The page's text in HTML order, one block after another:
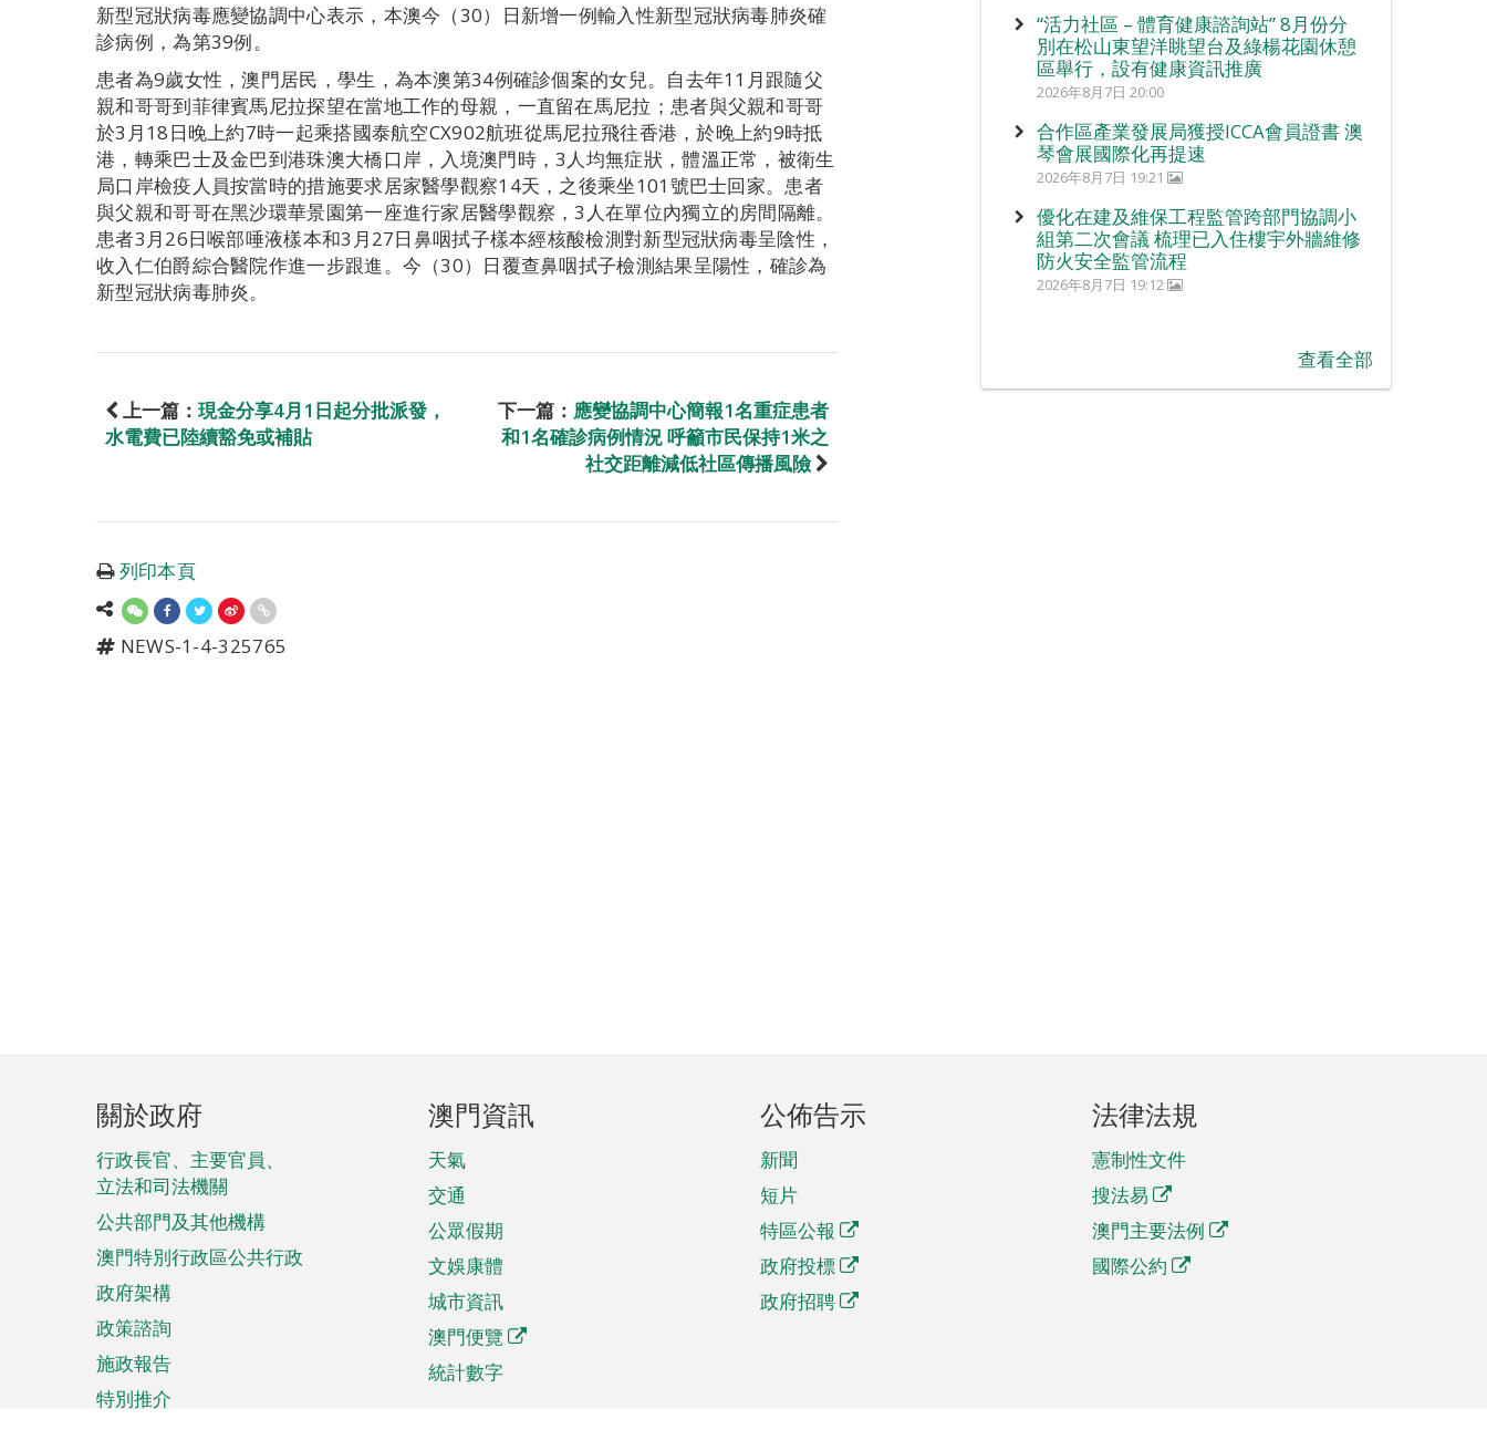
新型冠狀病毒應變協調中心表示，本澳今（30）日新增一例輸入性新型冠狀病毒肺炎確
診病例，為第39例。
患者為9歲女性，澳門居民，學生，為本澳第34例確診個案的女兒。自去年11月跟隨父
親和哥哥到菲律賓馬尼拉探望在當地工作的母親，一直留在馬尼拉；患者與父親和哥哥
於3月18日晚上約7時一起乘搭國泰航空CX902航班從馬尼拉飛往香港，於晚上約9時抵
港，轉乘巴士及金巴到港珠澳大橋口岸，入境澳門時，3人均無症狀，體溫正常，被衛生
局口岸檢疫人員按當時的措施要求居家醫學觀察14天，之後乘坐101號巴士回家。患者
與父親和哥哥在黑沙環華景園第一座進行家居醫學觀察，3人在單位內獨立的房間隔離。
患者3月26日喉部唾液樣本和3月27日鼻咽拭子樣本經核酸檢測對新型冠狀病毒呈陰性，
收入仁伯爵綜合醫院作進一步跟進。今（30）日覆查鼻咽拭子檢測結果呈陽性，確診為
新型冠狀病毒肺炎。
上一篇： 現金分享4月1日起分批派發，
水電費已陸續豁免或補貼
下一篇： 應變協調中心簡報1名重症患者
和1名確診病例情況 呼籲市民保持1米之
社交距離減低社區傳播風險
列印本頁
NEWS-1-4-325765
“活力社區 – 體育健康諮詢站” 8月份分
別在松山東望洋眺望台及綠楊花園休憩
區舉行，設有健康資訊推廣
2026年8月7日 20:00
合作區產業發展局獲授ICCA會員證書 澳
琴會展國際化再提速
2026年8月7日 19:21
優化在建及維保工程監管跨部門協調小
組第二次會議 梳理已入住樓宇外牆維修
防火安全監管流程
2026年8月7日 19:12
查看全部
頁
腳
菜
單
關於政府
行政長官、主要官員、
立法和司法機關
公共部門及其他機構
澳門特別行政區公共行政
政府架構
政策諮詢
施政報告
特別推介
澳門資訊
天氣
交通
公眾假期
文娛康體
城市資訊
澳門便覽
統計數字
公佈告示
新聞
短片
特區公報
政府投標
政府招聘
法律法規
憲制性文件
搜法易
澳門主要法例
國際公約